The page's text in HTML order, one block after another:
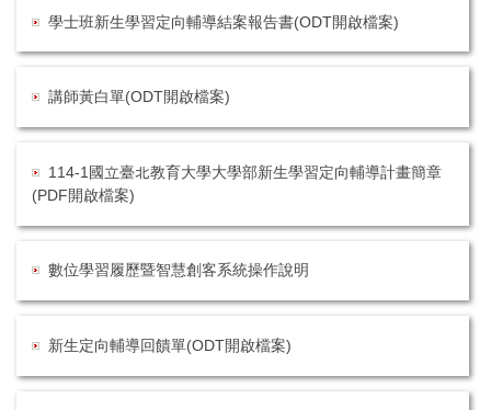
學士班新生學習定向輔導結案報告書(ODT開啟檔案)
講師黃白單(ODT開啟檔案)
114-1國立臺北教育大學大學部新生學習定向輔導計畫簡章
(PDF開啟檔案)
數位學習履歷暨智慧創客系統操作說明
新生定向輔導回饋單(ODT開啟檔案)